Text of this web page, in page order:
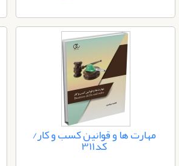
مهارت ها و قوانین کسب و کار/
کد311